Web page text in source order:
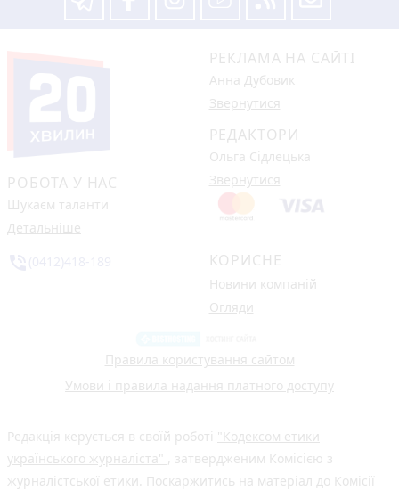
РОБОТА У НАС
Шукаєм таланти
Детальніше
РЕКЛАМА НА САЙТІ
Анна Дубовик
Звернутися
РЕДАКТОРИ
Ольга Сідлецька
Звернутися
КОРИСНЕ
Новини компаній
Огляди
Правила користування сайтом
Умови і правила надання платного доступу
Редакція керується в своїй роботі "Кодексом етики
українського журналіста"
, затвердженим Комісією з
журналістської етики. Поскаржитись на матеріал до Комісії